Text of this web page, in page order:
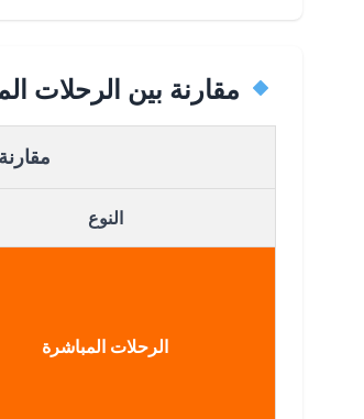
مقارنة بين الرحلات
النوع
الرحلات المباشرة